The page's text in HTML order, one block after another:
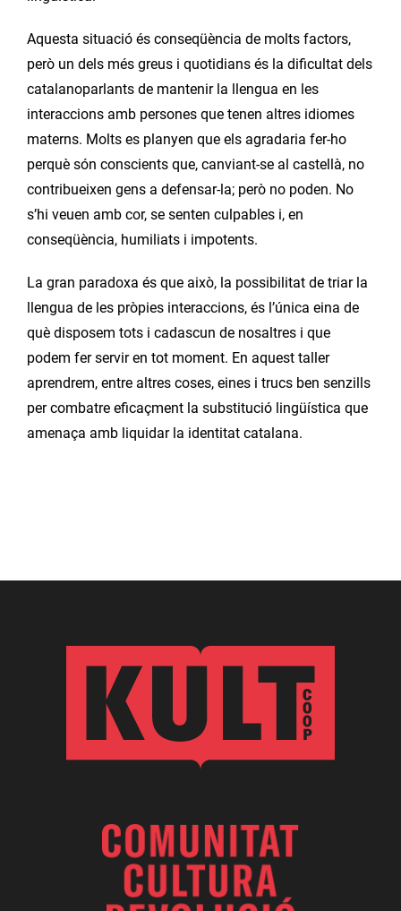
Aquesta situació és conseqüència de molts factors,
però un dels més greus i quotidians és la dificultat dels
catalanoparlants de mantenir la llengua en les
interaccions amb persones que tenen altres idiomes
materns. Molts es planyen que els agradaria fer-ho
perquè són conscients que, canviant-se al castellà, no
contribueixen gens a defensar-la; però no poden. No
s’hi veuen amb cor, se senten culpables i, en
conseqüència, humiliats i impotents.
La gran paradoxa és que això, la possibilitat de triar la
llengua de les pròpies interaccions, és l’única eina de
què disposem tots i cadascun de nosaltres i que
podem fer servir en tot moment. En aquest taller
aprendrem, entre altres coses, eines i trucs ben senzills
per combatre eficaçment la substitució lingüística que
amenaça amb liquidar la identitat catalana.